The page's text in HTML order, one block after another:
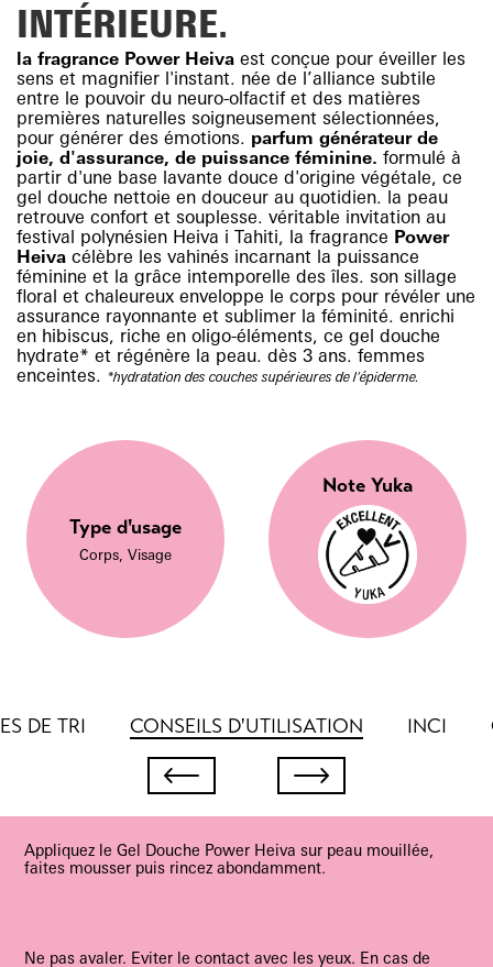
INTÉRIEURE.
la fragrance Power Heiva est conçue pour éveiller les
sens et magnifier l'instant. née de l’alliance subtile
entre le pouvoir du neuro-olfactif et des matières
premières naturelles soigneusement sélectionnées,
pour générer des émotions. parfum générateur de
joie, d'assurance, de puissance féminine. formulé à
partir d'une base lavante douce d'origine végétale, ce
gel douche nettoie en douceur au quotidien. la peau
retrouve confort et souplesse. véritable invitation au
festival polynésien Heiva i Tahiti, la fragrance Power
Heiva célèbre les vahinés incarnant la puissance
féminine et la grâce intemporelle des îles. son sillage
floral et chaleureux enveloppe le corps pour révéler une
assurance rayonnante et sublimer la féminité. enrichi
en hibiscus, riche en oligo-éléments, ce gel douche
hydrate* et régénère la peau. dès 3 ans. femmes
enceintes. *hydratation des couches supérieures de l'épiderme.
Type d'usage
Corps, Visage
Note Yuka
DE TRI CONSEILS D'UTILISATION INCI
Appliquez le Gel Douche Power Heiva sur peau mouillée,
faites mousser puis rincez abondamment.
Ne pas avaler. Eviter le contact avec les yeux. En cas de